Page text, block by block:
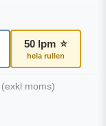
50 lpm ⭐
hela rullen
(exkl moms)